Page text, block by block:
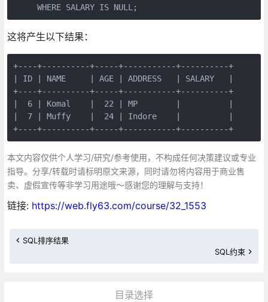
     WHERE SALARY IS NULL;
这将产生以下结果：
+----+----------+-----+-----------+----------+
| ID | NAME     | AGE | ADDRESS   | SALARY   |
+----+----------+-----+-----------+----------+
|  6 | Komal    |  22 | MP        |          |
|  7 | Muffy    |  24 | Indore    |          |
+----+----------+-----+-----------+----------+
本文内容仅供个人学习/研究/参考使用，不构成任何决策建议或专业
指导。分享/转载时请标明原文来源，同时请勿将内容用于商业售
卖、虚假宣传等非学习用途哦～感谢您的理解与支持！
链接: https://web.fly63.com/course/32_1553
SQL排序结果
SQL约束
目录选择